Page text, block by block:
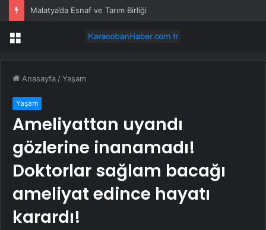
Büyükşehir ekiplerinden Kemer Liman Caddesi’nde çalışma
Menü
Anasayfa /Yaşam
Yaşam
Ameliyattan uyandı
gözlerine inanamadı!
Doktorlar sağlam bacağı
ameliyat edince hayatı
karardı!